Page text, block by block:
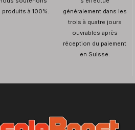
produits à 100%.
généralement dans les
trois à quatre jours
ouvrables après
réception du paiement
en Suisse.